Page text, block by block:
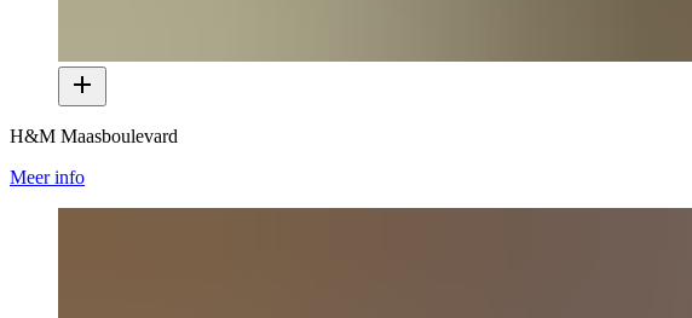
H&M Maasboulevard
Meer info